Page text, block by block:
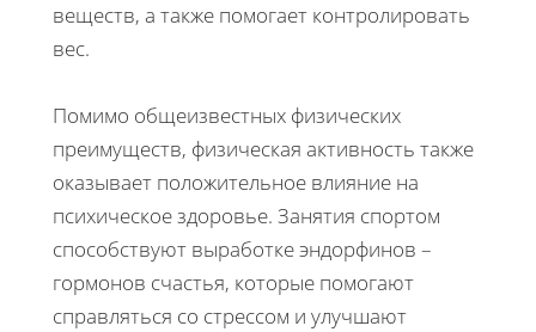
веществ, а также помогает контролировать
вес.
Помимо общеизвестных физических
преимуществ, физическая активность также
оказывает положительное влияние на
психическое здоровье. Занятия спортом
способствуют выработке эндорфинов –
гормонов счастья, которые помогают
справляться со стрессом и улучшают